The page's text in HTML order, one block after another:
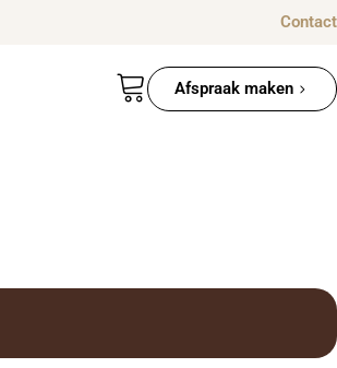
Contact
Afspraak maken